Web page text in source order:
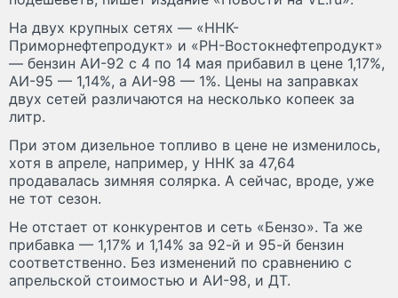
На двух крупных сетях — «ННК-
Приморнефтепродукт» и «РН-Востокнефтепродукт»
— бензин АИ-92 с 4 по 14 мая прибавил в цене 1,17%,
АИ-95 — 1,14%, а АИ-98 — 1%. Цены на заправках
двух сетей различаются на несколько копеек за
литр.
При этом дизельное топливо в цене не изменилось,
хотя в апреле, например, у ННК за 47,64
продавалась зимняя солярка. А сейчас, вроде, уже
не тот сезон.
Не отстает от конкурентов и сеть «Бензо». Та же
прибавка — 1,17% и 1,14% за 92-й и 95-й бензин
соответственно. Без изменений по сравнению с
апрельской стоимостью и АИ-98, и ДТ.